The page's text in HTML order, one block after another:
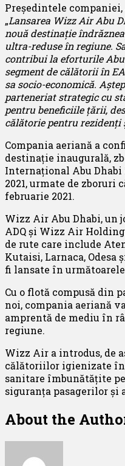
Președintele
„Lansarea Wizz Air Abu
nouă destinație
ultra-reduse în regiune.
contribui la eforturile
segment de călătorii în
sa socio-economică.
parteneriat strategic cu
pentru beneficiile țării,
călătorie pentru
Compania aeriană a
destinație inaugurală,
Internațional Abu Dhabi
2021, urmate de zboruri
februarie 2021.
Wizz Air Abu Dhabi,
ADQ și Wizz Air
de rute care include
Kutaisi, Larnaca,
fi lansate în
Cu o flotă compusă din
noi, compania aeriană
amprentă de mediu în
regiune.
Wizz Air a introdus, de
călătoriilor igienizate în
sanitare îmbunătățite
siguranța pasagerilor și
About the